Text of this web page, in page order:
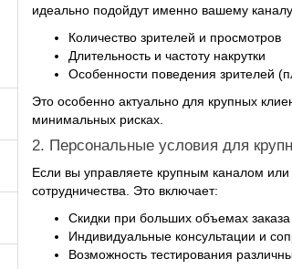
идеально подойдут именно вашему
Количество зрителей и просмотров
Длительность и частоту накрутки
Особенности поведения зрителей
Это особенно актуально для крупных
минимальных рисках.
2. Персональные условия для
Если вы управляете крупным каналом
сотрудничества. Это включает:
Скидки при больших объемах заказа
Индивидуальные консультации и
Возможность тестирования